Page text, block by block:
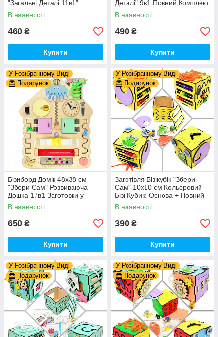
"Загальні Деталі 11в1"
Базовий Комплект (+Клей,
Шурупи) Набiр Заготівель
В наявності
460 ₴
Купити
Деталі" 9в1 Повний Комплект
+ Всі Кріплення
В наявності
490 ₴
Купити
У Розібранному Виді
Подарунок
Бізиборд Домік 48x38 см
"Збери Сам" Розвиваюча
Дошка 17в1 Заготовки у
Разобранному вигляді +
Деталі та Фарба
В наявності
650 ₴
Купити
У Розібранному Виді
Подарунок
Заготівля Бізікубік "Збери
Сам" 10х10 см Кольоровий
Бізі Кубик: Основа + Повний
Комплект (в Розібраному
Виді) Кубік Бізи, Жовтий
В наявності
390 ₴
Купити
У Розібранному Виді
Подарунок
У Розібранному Виді
Подарунок